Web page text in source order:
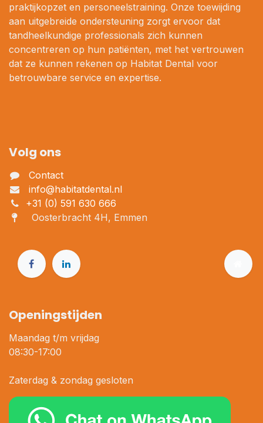
praktijkopzet en personeelstraining. Onze toewijding
aan uitgebreide ondersteuning zorgt ervoor dat
tandheelkundige professionals zich kunnen
concentreren op hun patiënten, met het vertrouwen
dat ze kunnen rekenen op Habitat Dental voor
betrouwbare service en expertise.
Volg ons
Contact
info@habitatdental.nl
+31 (0) 591 630 666
Oosterbracht 4H, Emmen
Openingstijden
Maandag t/m vrijdag
08:30-17:00
Zaterdag & zondag gesloten